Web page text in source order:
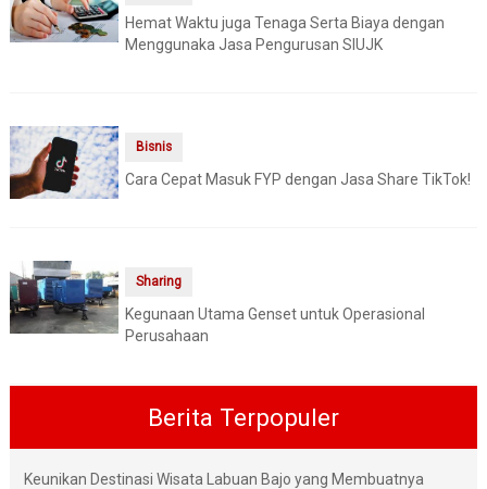
Hemat Waktu juga Tenaga Serta Biaya dengan
Menggunaka Jasa Pengurusan SIUJK
Bisnis
Cara Cepat Masuk FYP dengan Jasa Share TikTok!
Sharing
Kegunaan Utama Genset untuk Operasional
Perusahaan
Berita Terpopuler
Keunikan Destinasi Wisata Labuan Bajo yang Membuatnya